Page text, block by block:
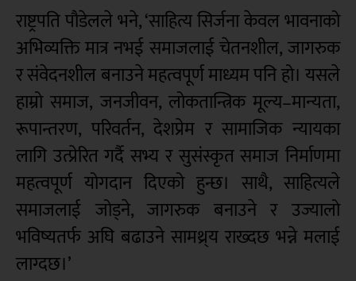
राष्ट्रपति पौडेलले भने, ‘साहित्य सिर्जना केवल भावनाको
अभिव्यक्ति मात्र नभई समाजलाई चेतनशील, जागरुक
र संवेदनशील बनाउने महत्वपूर्ण माध्यम पनि हो। यसले
हाम्रो समाज, जनजीवन, लोकतान्त्रिक मूल्य–मान्यता,
रूपान्तरण, परिवर्तन, देशप्रेम र सामाजिक न्यायका
लागि उत्प्रेरित गर्दै सभ्य र सुसंस्कृत समाज निर्माणमा
महत्वपूर्ण योगदान दिएको हुन्छ। साथै, साहित्यले
समाजलाई जोड्ने, जागरुक बनाउने र उज्यालो
भविष्यतर्फ अघि बढाउने सामथ्र्य राख्दछ भन्ने मलाई
लाग्दछ।’